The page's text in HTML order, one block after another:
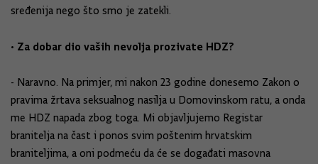
sređenija nego što smo je zatekli.
• Za dobar dio vaših nevolja prozivate HDZ?
- Naravno. Na primjer, mi nakon 23 godine donesemo Zakon o
pravima žrtava seksualnog nasilja u Domovinskom ratu, a onda
me HDZ napada zbog toga. Mi objavljujemo Registar
branitelja na čast i ponos svim poštenim hrvatskim
braniteljima, a oni podmeću da će se događati masovna